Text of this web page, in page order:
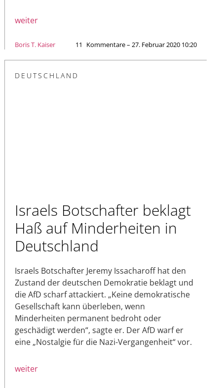
weiter
Boris T. Kaiser 11 Kommentare – 27. Februar 2020 10:20
DEUTSCHLAND
Israels Botschafter beklagt
Haß auf Minderheiten in
Deutschland
Israels Botschafter Jeremy Issacharoff hat den
Zustand der deutschen Demokratie beklagt und
die AfD scharf attackiert. „Keine demokratische
Gesellschaft kann überleben, wenn
Minderheiten permanent bedroht oder
geschädigt werden“, sagte er. Der AfD warf er
eine „Nostalgie für die Nazi-Vergangenheit“ vor.
weiter